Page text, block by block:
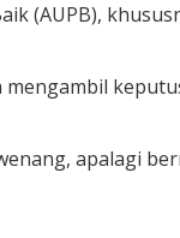
(AUPB),
apalagi